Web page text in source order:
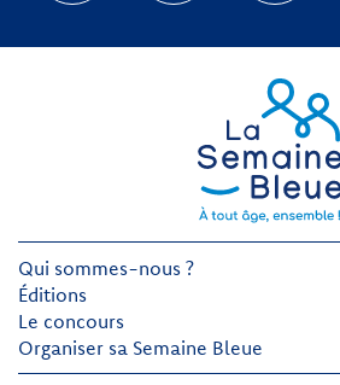
Qui sommes-nous ?
Éditions
Le concours
Organiser sa Semaine Bleue